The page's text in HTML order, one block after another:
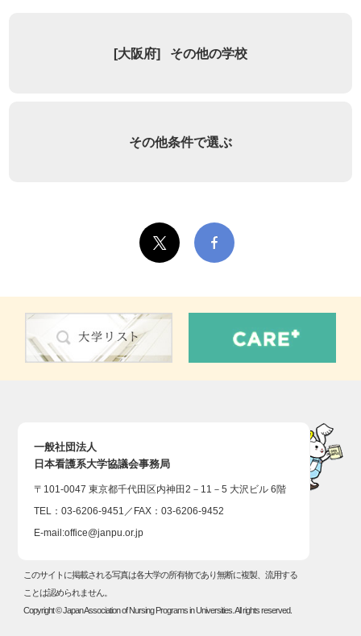
[大阪府] その他の学校
その他条件で選ぶ
一般社団法人
日本看護系大学協議会事務局
〒101-0047 東京都千代田区内神田2－11－5 大沢ビル 6階
TEL：03-6206-9451／FAX：03-6206-9452
E-mail:office@janpu.or.jp
このサイトに掲載される写真は各大学の所有物であり無断に複製、流用する
ことは認められません。
Copyright © Japan Association of Nursing Programs in Universities. All rights reserved.